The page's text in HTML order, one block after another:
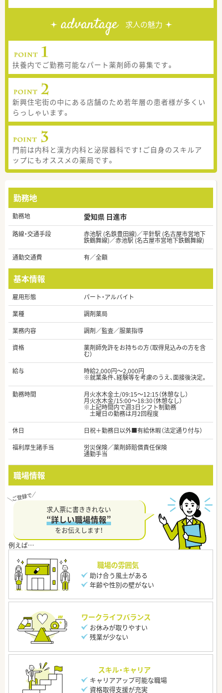
advantage 求人の魅力
扶養内でご勤務可能なパート薬剤師の募集です。
新興住宅街の中にある店舗のため若年層の患者様が多くい
らっしゃいます。
門前は内科と漢方内科と泌尿器科です！ご自身のスキルア
ップにもオススメの薬局です。
勤務地
勤務地 愛知県 日進市
路線・交通手段 赤池駅 (名鉄豊田線)／平針駅 (名古屋市営地下
鉄鶴舞線)／赤池駅 (名古屋市営地下鉄鶴舞線)
通勤交通費
有／全額
基本情報
雇用形態
パート・アルバイト
業種
調剤薬局
業務内容
調剤／監査／服薬指導
資格
薬剤師免許をお持ちの方（取得見込みの方を含
む）
給与
時給2,000円～2,000円
※就業条件、経験等を考慮のうえ、面接後決定。
勤務時間
月火水木金土/09:15～12:15（休憩なし）
月火水木金/15:00～18:30（休憩なし）
※上記時間内で週3日シフト制勤務
土曜日の勤務は月2回程度
休日
日祝＋勤務日以外■有給休暇（法定通り付与）
福利厚生諸手当
労災保険／薬剤師賠償責任保険
通勤手当
職場情報
求人票に書ききれない
“詳しい職場情報”
をお伝えします！
職場の雰囲気
助け合う風土がある
年齢や性別の壁がない
ワークライフバランス
お休みが取りやすい
残業が少ない
スキル・キャリア
キャリアアップ可能な職場
資格取得支援が充実